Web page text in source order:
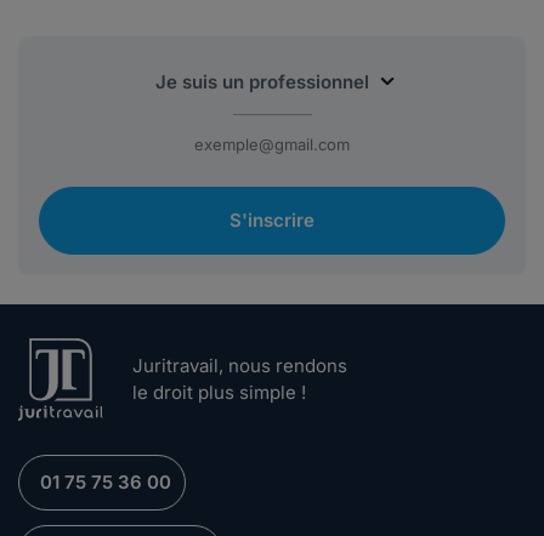
S'inscrire
Juritravail, nous rendons
le droit plus simple !
01 75 75 36 00